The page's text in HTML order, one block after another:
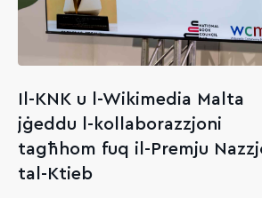
Il-KNK u l-Wikimedia Malta
jġeddu l-kollaborazzjoni
tagħhom fuq il-Premju
tal-Ktieb